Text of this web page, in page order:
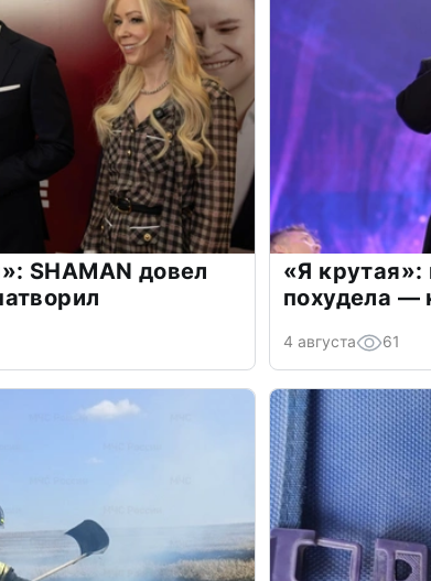
SHAMAN довел
«Я
похудела —
4 августа 61